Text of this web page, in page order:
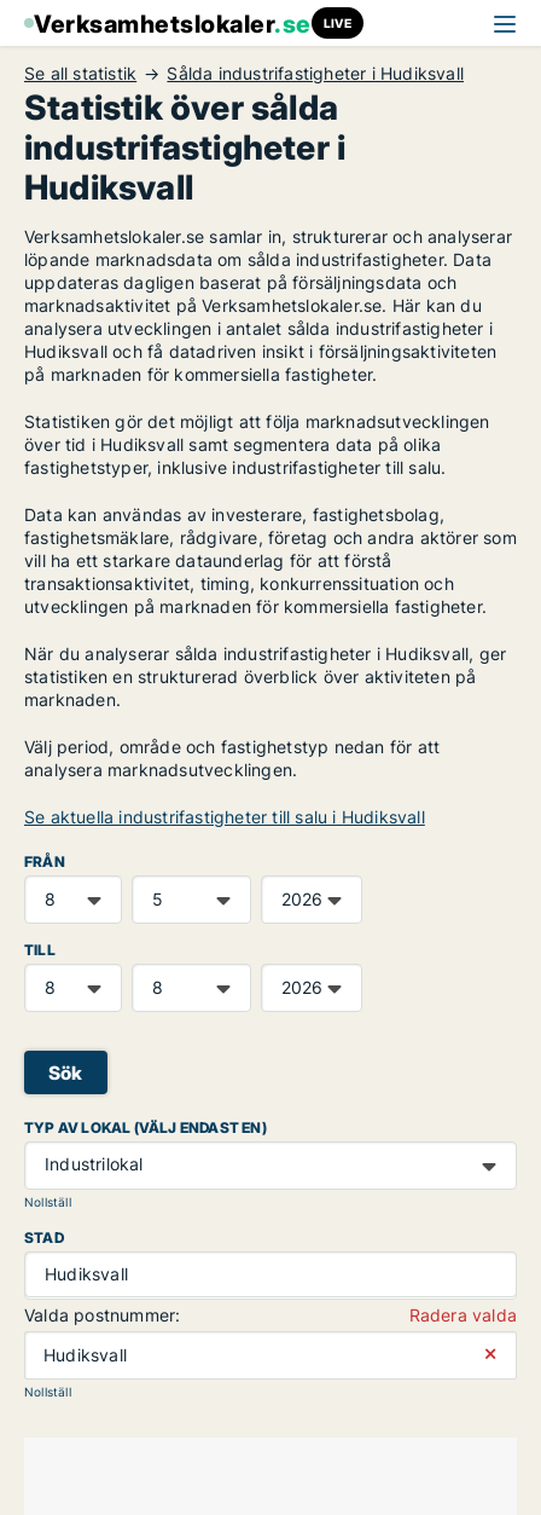
Verksamhetslokaler.se LIVE
Se all statistik Sålda industrifastigheter i Hudiksvall
Statistik över sålda
industrifastigheter i
Hudiksvall
Verksamhetslokaler.se samlar in, strukturerar och analyserar
löpande marknadsdata om sålda industrifastigheter. Data
uppdateras dagligen baserat på försäljningsdata och
marknadsaktivitet på Verksamhetslokaler.se. Här kan du
analysera utvecklingen i antalet sålda industrifastigheter i
Hudiksvall och få datadriven insikt i försäljningsaktiviteten
på marknaden för kommersiella fastigheter.
Statistiken gör det möjligt att följa marknadsutvecklingen
över tid i Hudiksvall samt segmentera data på olika
fastighetstyper, inklusive industrifastigheter till salu.
Data kan användas av investerare, fastighetsbolag,
fastighetsmäklare, rådgivare, företag och andra aktörer som
vill ha ett starkare dataunderlag för att förstå
transaktionsaktivitet, timing, konkurrenssituation och
utvecklingen på marknaden för kommersiella fastigheter.
När du analyserar sålda industrifastigheter i Hudiksvall, ger
statistiken en strukturerad överblick över aktiviteten på
marknaden.
Välj period, område och fastighetstyp nedan för att
analysera marknadsutvecklingen.
Se aktuella industrifastigheter till salu i Hudiksvall
FRÅN
TILL
Sök
TYP AV LOKAL (VÄLJ ENDAST EN)
Industrilokal
Nollställ
STAD
Hudiksvall
Valda postnummer:
Radera valda
Hudiksvall
⨯
Nollställ